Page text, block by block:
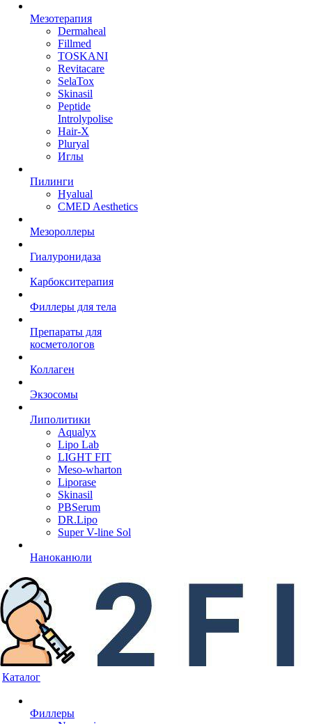
Мезотерапия
Dermaheal
Fillmed
TOSKANI
Revitacare
SelaTox
Skinasil
Peptide
Introlypolise
Hair-X
Pluryal
Иглы
Пилинги
Hyalual
CMED Aesthetics
Мезороллеры
Гиалуронидаза
Карбокситерапия
Филлеры для тела
Препараты для
косметологов
Коллаген
Экзосомы
Липолитики
Aqualyx
Lipo Lab
LIGHT FIT
Meso-wharton
Liporase
Skinasil
PBSerum
DR.Lipo
Super V-line Sol
Наноканюли
Каталог
Филлеры